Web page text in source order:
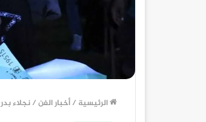
الرئيسية /أخبار الفن/نجلاء